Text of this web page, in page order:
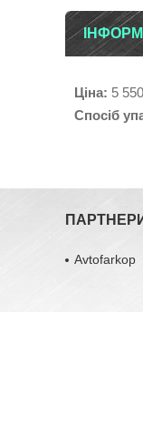
Ціна: 5
Спосіб
Avtofarkop